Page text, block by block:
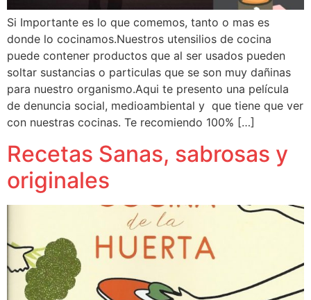
Si Importante es lo que comemos, tanto o mas es
donde lo cocinamos.Nuestros utensilios de cocina
puede contener productos que al ser usados pueden
soltar sustancias o particulas que se son muy dañinas
para nuestro organismo.Aqui te presento una película
de denuncia social, medioambiental y que tiene que ver
con nuestras cocinas. Te recomiendo 100% […]
Recetas Sanas, sabrosas y
originales